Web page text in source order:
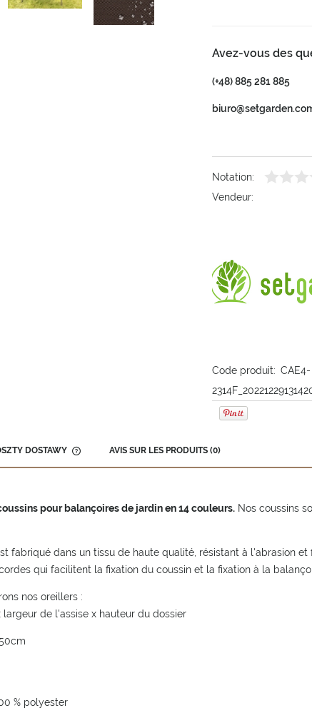
Avez-vous des
(+48) 885 281 885
Notation:
Vendeur:
Code produit: CAE4-
DOSTAWY
KOSZTÓW PŁATNOŚCI
AVIS SUR LES PRODUITS (0)
pour balançoires de jardin en 14 couleurs. Nos coussins
fabriqué dans un tissu de haute qualité, résistant à l'abrasion et
qui facilitent la fixation du coussin et la fixation à la
nos oreillers :
largeur de l'assise x hauteur du dossier
% polyester